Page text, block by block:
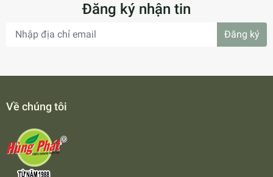
Đăng ký nhận tin
Đăng ký
Về chúng tôi